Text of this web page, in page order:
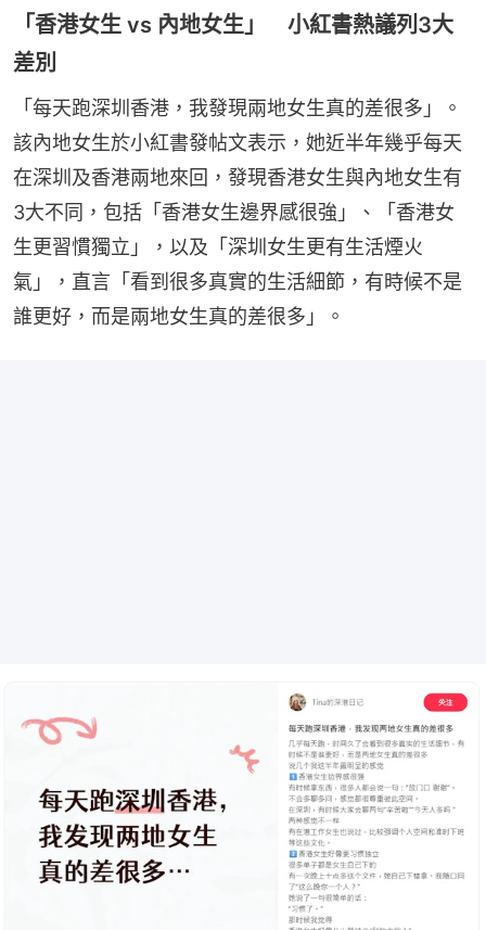
「香港女生 vs 內地女生」 小紅書熱議列3大
差別
「每天跑深圳香港，我發現兩地女生真的差很多」。
該內地女生於小紅書發帖文表示，她近半年幾乎每天
在深圳及香港兩地來回，發現香港女生與內地女生有
3大不同，包括「香港女生邊界感很強」、「香港女
生更習慣獨立」，以及「深圳女生更有生活煙火
氣」，直言「看到很多真實的生活細節，有時候不是
誰更好，而是兩地女生真的差很多」。